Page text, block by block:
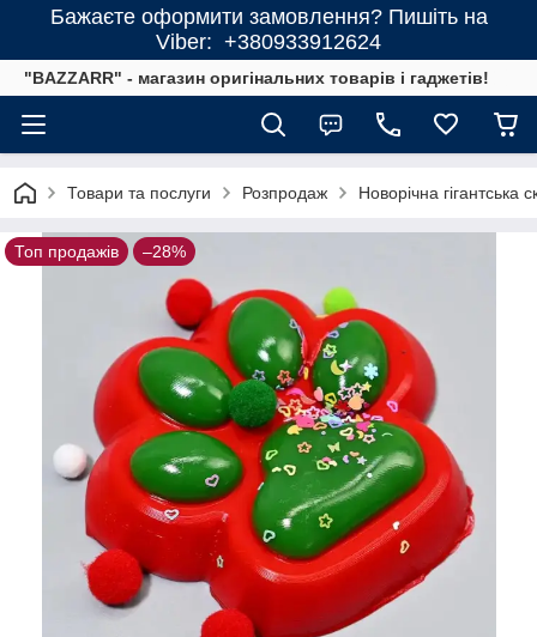
Бажаєте оформити замовлення? Пишіть на
Viber: +380933912624
"BAZZARR" - магазин оригінальних товарів і гаджетів!
Товари та послуги Розпродаж Новорічна
Топ продажів –28%